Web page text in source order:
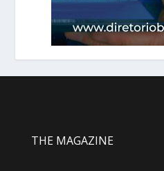
THE MAGAZINE